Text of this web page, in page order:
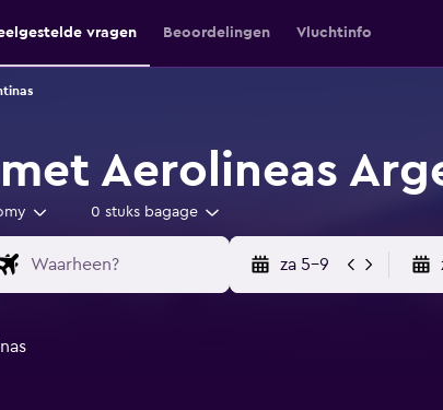
vragen Beoordelingen Vluchtinfo
Aerolineas
0 stuks bagage
za 5-9